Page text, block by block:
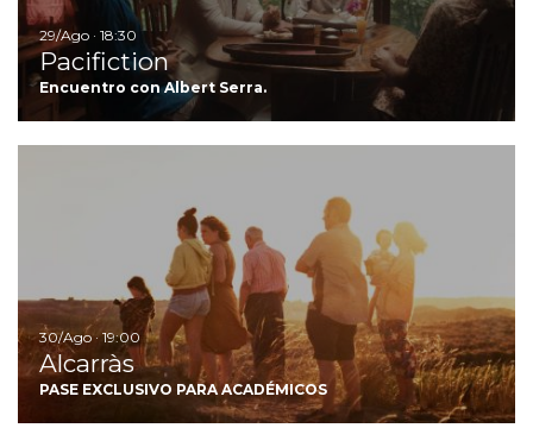
29/Ago · 18:30
Pacifiction
Encuentro con Albert Serra.
30/Ago · 19:00
Alcarràs
PASE EXCLUSIVO PARA ACADÉMICOS